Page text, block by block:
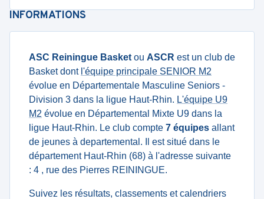
INFORMATIONS
ASC Reiningue Basket ou ASCR est un club de
Basket dont l'équipe principale SENIOR M2
évolue en Départementale Masculine Seniors -
Division 3 dans la ligue Haut-Rhin. L'équipe U9
M2 évolue en Départemental Mixte U9 dans la
ligue Haut-Rhin. Le club compte 7 équipes allant
de jeunes à departemental. Il est situé dans le
département Haut-Rhin (68) à l'adresse suivante
: 4 , rue des Pierres REININGUE.
Suivez les résultats, classements et calendriers